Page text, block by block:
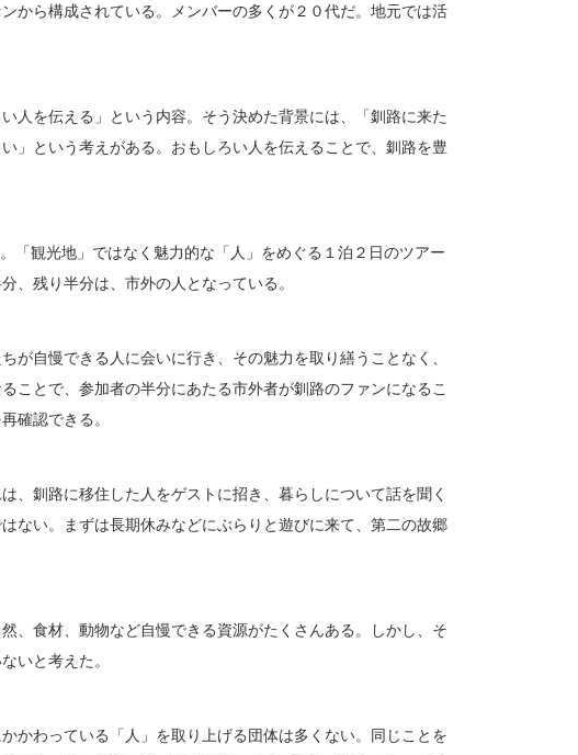
から構成されている。メンバーの多くが２０代だ。地元では活
人を伝える」という内容。そう決めた背景には、「釧路に来た
」という考えがある。おもしろい人を伝えることで、釧路を豊
「観光地」ではなく魅力的な「人」をめぐる１泊２日のツアー
、残り半分は、市外の人となっている。
が自慢できる人に会いに行き、その魅力を取り繕うことなく、
ことで、参加者の半分にあたる市外者が釧路のファンになるこ
確認できる。
、釧路に移住した人をゲストに招き、暮らしについて話を聞く
ない。まずは長期休みなどにぶらりと遊びに来て、第二の故郷
、食材、動物など自慢できる資源がたくさんある。しかし、そ
いと考えた。
かわっている「人」を取り上げる団体は多くない。同じことを